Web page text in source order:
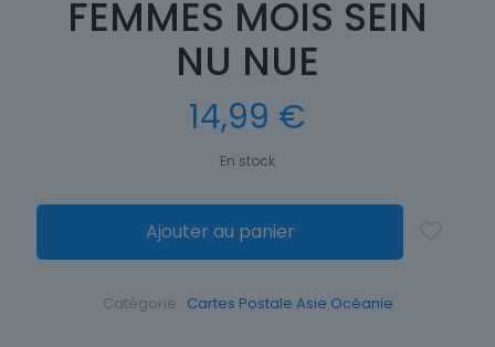
FEMMES MOIS SEIN
NU NUE
14,99 €
En stock
Ajouter au panier
Catégorie : Cartes Postale Asie Océanie